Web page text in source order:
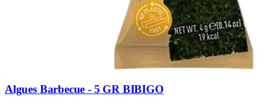
Algues Barbecue - 5 GR BIBIGO